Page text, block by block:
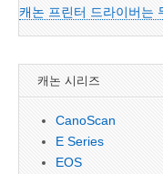
캐논 프린터 드라이버는
캐논 시리즈
CanoScan
E Series
EOS